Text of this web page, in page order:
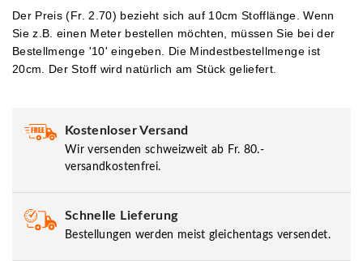
Der Preis (Fr. 2.70) bezieht sich auf 10cm Stofflänge. Wenn
Sie z.B. einen Meter bestellen möchten, müssen Sie bei der
Bestellmenge '10' eingeben. Die Mindestbestellmenge ist
20cm. Der Stoff wird natürlich am Stück geliefert.
Kostenloser Versand
Wir versenden schweizweit ab Fr. 80.-
versandkostenfrei.
Schnelle Lieferung
Bestellungen werden meist gleichentags versendet.